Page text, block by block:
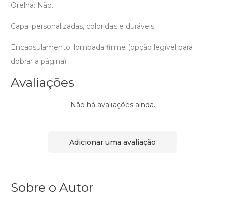
Orelha: Não.
Capa: personalizadas, coloridas e duráveis.
Encapsulamento: lombada firme (opção legível para
dobrar a página)
Avaliações
Não há avaliações ainda.
Adicionar uma avaliação
Sobre o Autor